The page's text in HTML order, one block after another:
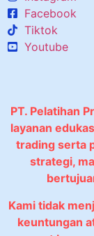
Facebook
Tiktok
Youtube
PT. Pelatihan
layanan
trading serta
strategi,
Kami tidak
keuntungan